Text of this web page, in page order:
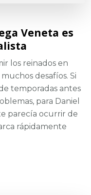
Veneta es
los reinados en
desafíos. Si
temporadas antes
para Daniel
parecía ocurrir de
rápidamente